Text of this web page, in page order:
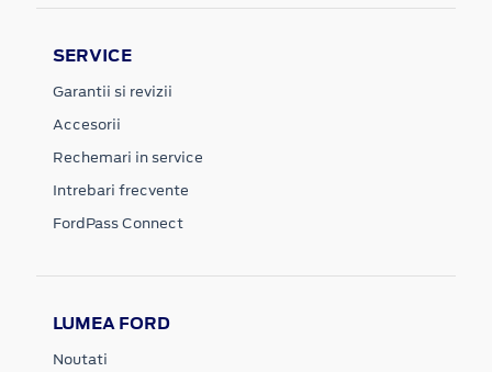
SERVICE
Garantii si revizii
Accesorii
Rechemari in service
Intrebari frecvente
FordPass Connect
LUMEA FORD
Noutati